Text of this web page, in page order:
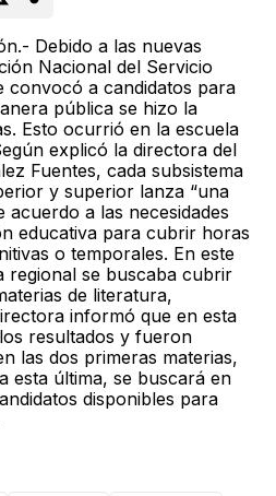
Debido a las nuevas
Nacional del Servicio
convocó a candidatos para
pública se hizo la
Esto ocurrió en la escuela
explicó la directora del
Fuentes, cada subsistema
y superior lanza “una
a las necesidades
educativa para cubrir horas
o temporales. En este
regional se buscaba cubrir
de literatura,
informó que en esta
resultados y fueron
las dos primeras materias,
esta última, se buscará en
disponibles para